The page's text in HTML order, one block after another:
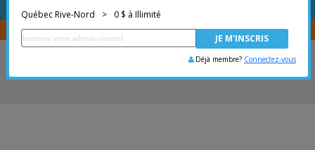
Placer une annonce
Vous êtes courtier, transférer vos propriétés avecCENTRIS
Québec Rive-Nord
> 0 $ à Illimité
Déjà membre? Connectez-vous